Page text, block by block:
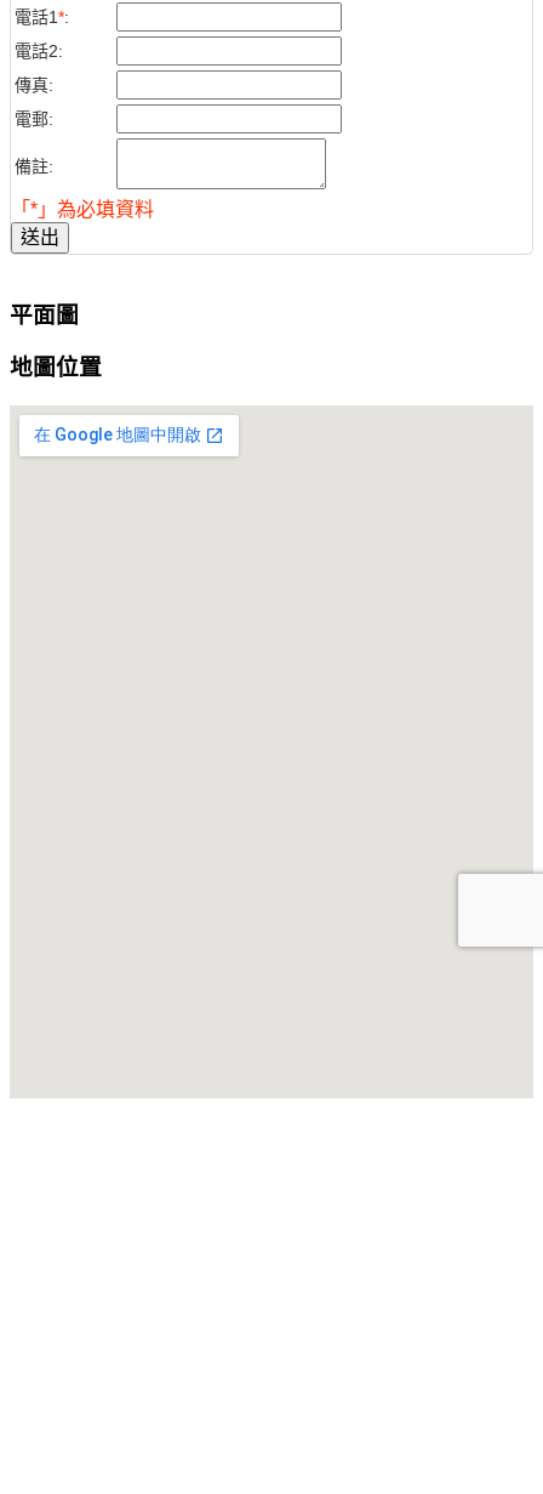
電話1*:
電話2:
傳真:
電郵:
備註:
「*」為必填資料
送出
平面圖
地圖位置